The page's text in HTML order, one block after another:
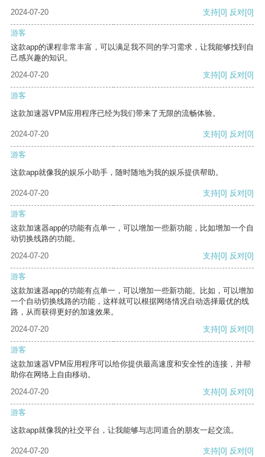
2024-07-20 支持[0] 反对[0]
游客
这款app的课程非常丰富，可以满足我不同的学习需求，让我能够找到自
己感兴趣的知识。
2024-07-20
支持[0] 反对[0]
游客
这款加速器VPM应用程序已经为我们带来了无限的流畅体验。
2024-07-20 支持[0] 反对[0]
游客
这款app就像我的娱乐小助手，随时随地为我的娱乐提供帮助。
2024-07-20 支持[0] 反对[0]
游客
这款加速器app的功能有点单一，可以增加一些新功能，比如增加一个自
动切换线路的功能。
2024-07-20
支持[0] 反对[0]
游客
这款加速器app的功能有点单一，可以增加一些新功能。比如，可以增加
一个自动切换线路的功能，这样就可以根据网络情况自动选择最优的线
路，从而获得更好的加速效果。
2024-07-20
支持[0] 反对[0]
游客
这款加速器VPM应用程序可以给你提供最高速度和安全性的连接，并帮
助你在网络上自由移动。
2024-07-20
支持[0] 反对[0]
游客
这款app就像我的社交平台，让我能够与志同道合的朋友一起交流。
2024-07-20 支持[0] 反对[0]